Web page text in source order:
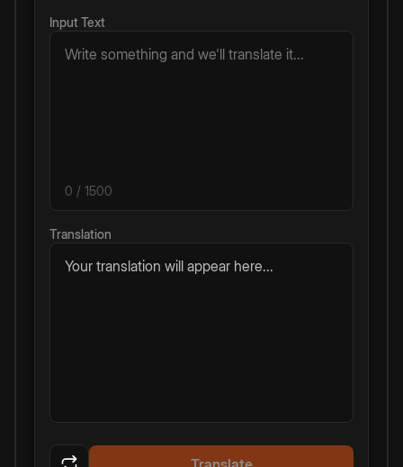
Input Text
0 / 1500
Translation
Your translation will appear here...